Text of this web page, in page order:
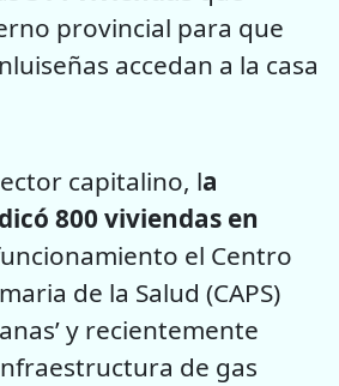
provincial para que
accedan a la casa
capitalino, la
800 viviendas en
el Centro
de la Salud (CAPS)
y recientemente
de gas